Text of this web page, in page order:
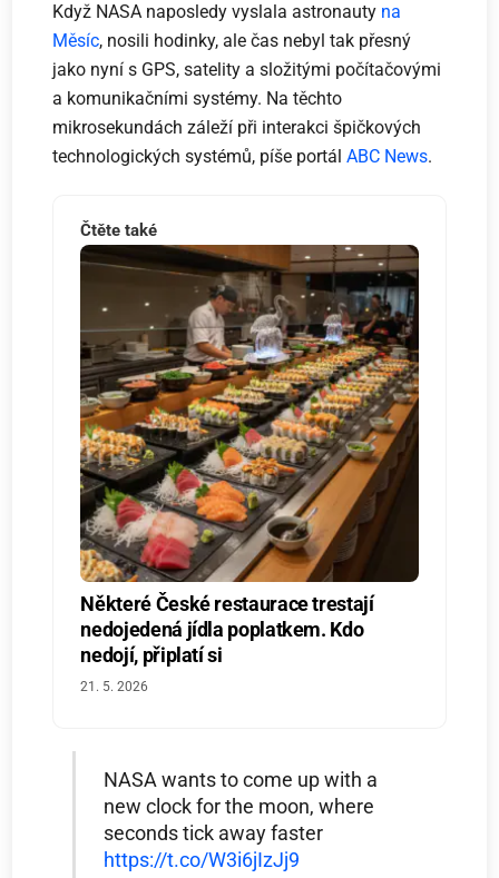
Když NASA naposledy vyslala astronauty na
Měsíc, nosili hodinky, ale čas nebyl tak přesný
jako nyní s GPS, satelity a složitými počítačovými
a komunikačními systémy. Na těchto
mikrosekundách záleží při interakci špičkových
technologických systémů, píše portálABC News.
Čtěte také
Některé České restaurace trestají
nedojedená jídla poplatkem. Kdo
nedojí, připlatí si
21. 5. 2026
NASA wants to come up with a
new clock for the moon, where
seconds tick away faster
https://t.co/W3i6jIzJj9